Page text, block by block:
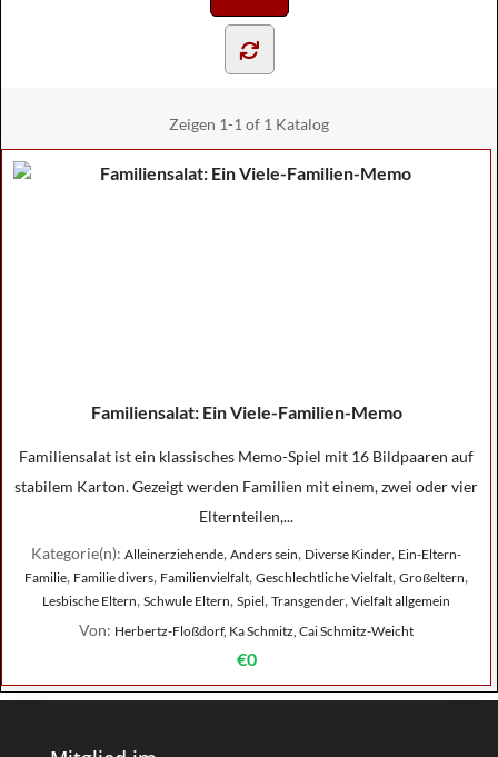
Zeigen 1-1 of 1 Katalog
Familiensalat: Ein Viele-Familien-Memo
Familiensalat ist ein klassisches Memo-Spiel mit 16 Bildpaaren auf
stabilem Karton. Gezeigt werden Familien mit einem, zwei oder vier
Elternteilen,...
Kategorie(n): Alleinerziehende, Anders sein, Diverse Kinder, Ein-Eltern-
Familie, Familie divers, Familienvielfalt, Geschlechtliche Vielfalt, Großeltern,
Lesbische Eltern, Schwule Eltern, Spiel, Transgender, Vielfalt allgemein
Von: Herbertz-Floßdorf, Ka Schmitz, Cai Schmitz-Weicht
€0